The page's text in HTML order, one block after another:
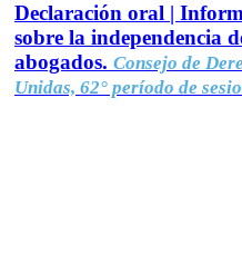
Declaración oral |
sobre la independencia
abogados. Consejo de
Unidas, 62° período de